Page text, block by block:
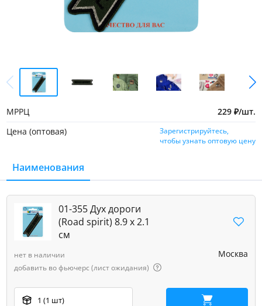
МРРЦ 229 ₽/шт.
Цена (оптовая)
Зарегистрируйтесь,
чтобы узнать оптовую цену
Наименования
01-355 Дух дороги
(Road spirit) 8.9 х 2.1
см
Москва
нет в наличии
добавить во фьючерс (лист ожидания)
1 (1 шт)